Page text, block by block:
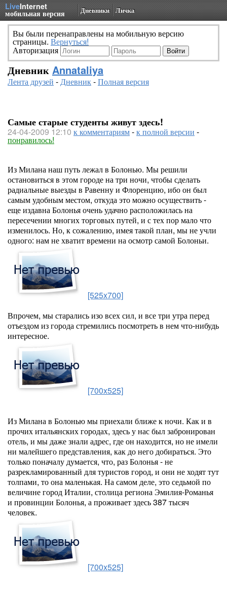
LiveInternet
мобильная версия Дневники Личка
Вы были перенаправлены на мобильную версию
страницы. Вернуться!
Авторизация
Дневник Annataliya
Лента друзей -Дневник-Полная версия
Самые старые студенты живут здесь!
24-04-2009 12:10 к комментариям-к полной версии -
понравилось!
Из Милана наш путь лежал в Болонью. Мы решили
остановиться в этом городе на три ночи, чтобы сделать
радиальные выезды в Равенну и Флоренцию, ибо он был
самым удобным местом, откуда это можно осуществить -
еще издавна Болонья очень удачно расположилась на
пересечении многих торговых путей, и с тех пор мало что
изменилось. Но, к сожалению, имея такой план, мы не учли
одного: нам не хватит времени на осмотр самой Болоньи.
[525x700]
Впрочем, мы старались изо всех сил, и все три утра перед
отъездом из города стремились посмотреть в нем что-нибудь
интересное.
[700x525]
Из Милана в Болонью мы приехали ближе к ночи. Как и в
прочих итальянских городах, здесь у нас был забронирован
отель, и мы даже знали адрес, где он находится, но не имели
ни малейшего представления, как до него добираться. Это
только поначалу думается, что, раз Болонья - не
разрекламированный для туристов город, и они не ходят тут
толпами, то она маленькая. На самом деле, это седьмой по
величине город Италии, столица региона Эмилия-Романья
и провинции Болонья, а проживает здесь 387 тысяч
человек.
[700x525]